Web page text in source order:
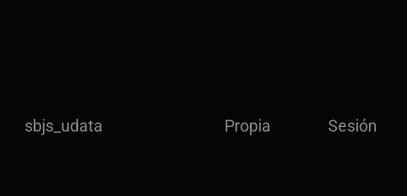
sbjs_udata Propia Sesión